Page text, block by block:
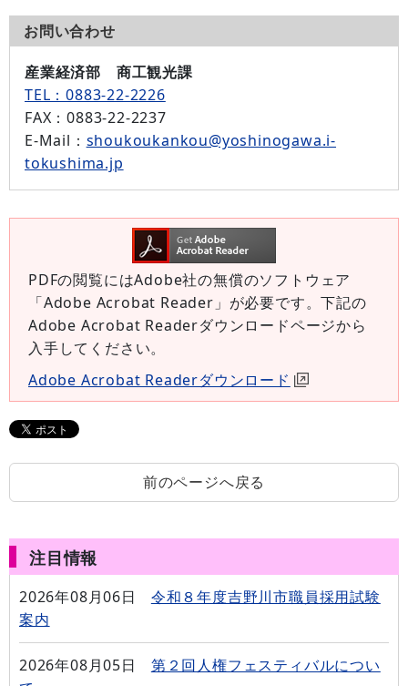
お問い合わせ
産業経済部 商工観光課
TEL：0883-22-2226
FAX ：0883-22-2237
E-Mail ： shoukoukankou@yoshinogawa.i-
tokushima.jp
PDFの閲覧にはAdobe社の無償のソフトウェア
「Adobe Acrobat Reader」が必要です。下記の
Adobe Acrobat Readerダウンロードページから
入手してください。
Adobe Acrobat Readerダウンロード
前のページへ戻る
注目情報
2026年08月06日
令和８年度吉野川市職員採用試験
案内
2026年08月05日
第２回人権フェスティバルについ